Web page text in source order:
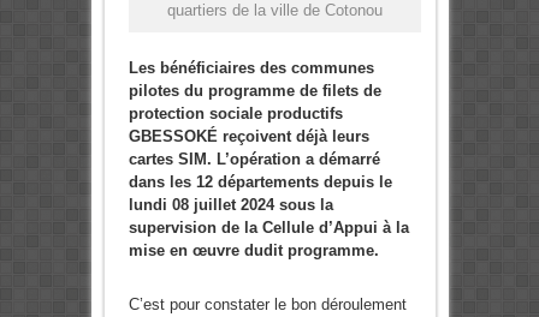
quartiers de la ville de Cotonou
Les bénéficiaires des communes
pilotes du programme de filets de
protection sociale productifs
GBESSOKÉ reçoivent déjà leurs
cartes SIM. L’opération a démarré
dans les 12 départements depuis le
lundi 08 juillet 2024 sous la
supervision de la Cellule d’Appui à la
mise en œuvre dudit programme.
C’est pour constater le bon déroulement